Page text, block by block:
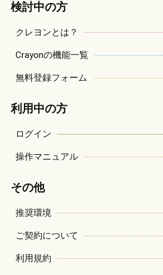
検討中の方
クレヨンとは？
Crayonの機能一覧
無料登録フォーム
利用中の方
ログイン
操作マニュアル
その他
推奨環境
ご契約について
利用規約